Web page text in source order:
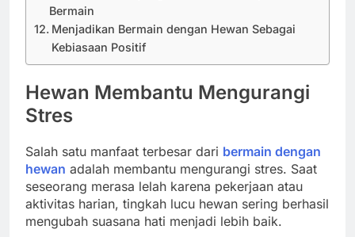
Bermain
Menjadikan Bermain dengan Hewan Sebagai
Kebiasaan Positif
Hewan Membantu Mengurangi
Stres
Salah satu manfaat terbesar dari bermain dengan
hewan adalah membantu mengurangi stres. Saat
seseorang merasa lelah karena pekerjaan atau
aktivitas harian, tingkah lucu hewan sering berhasil
mengubah suasana hati menjadi lebih baik.